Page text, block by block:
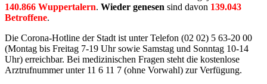
140.866 Wuppertalern. Wieder genesen sind davon 139.043
Betroffene.
Die Corona-Hotline der Stadt ist unter Telefon (02 02) 5 63-20 00
(Montag bis Freitag 7-19 Uhr sowie Samstag und Sonntag 10-14
Uhr) erreichbar. Bei medizinischen Fragen steht die kostenlose
Arztrufnummer unter 11 6 11 7 (ohne Vorwahl) zur Verfügung.